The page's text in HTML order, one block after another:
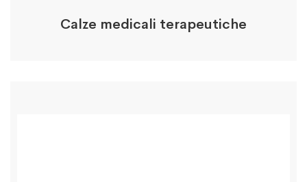
Calze medicali terapeutiche